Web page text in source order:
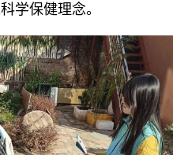
学保健理念。